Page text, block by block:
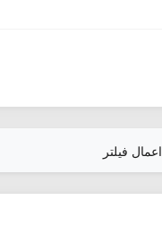
اعمال فیلتر